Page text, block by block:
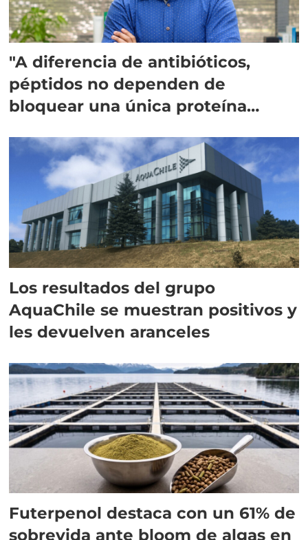
"A diferencia de antibióticos,
péptidos no dependen de
bloquear una única proteína
Los resultados del grupo
AquaChile se muestran positivos y
les devuelven aranceles
Futerpenol destaca con un 61% de
sobrevida ante bloom de algas en